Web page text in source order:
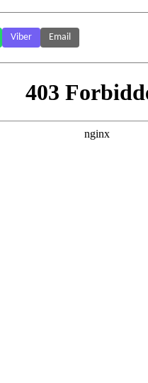
Viber Email